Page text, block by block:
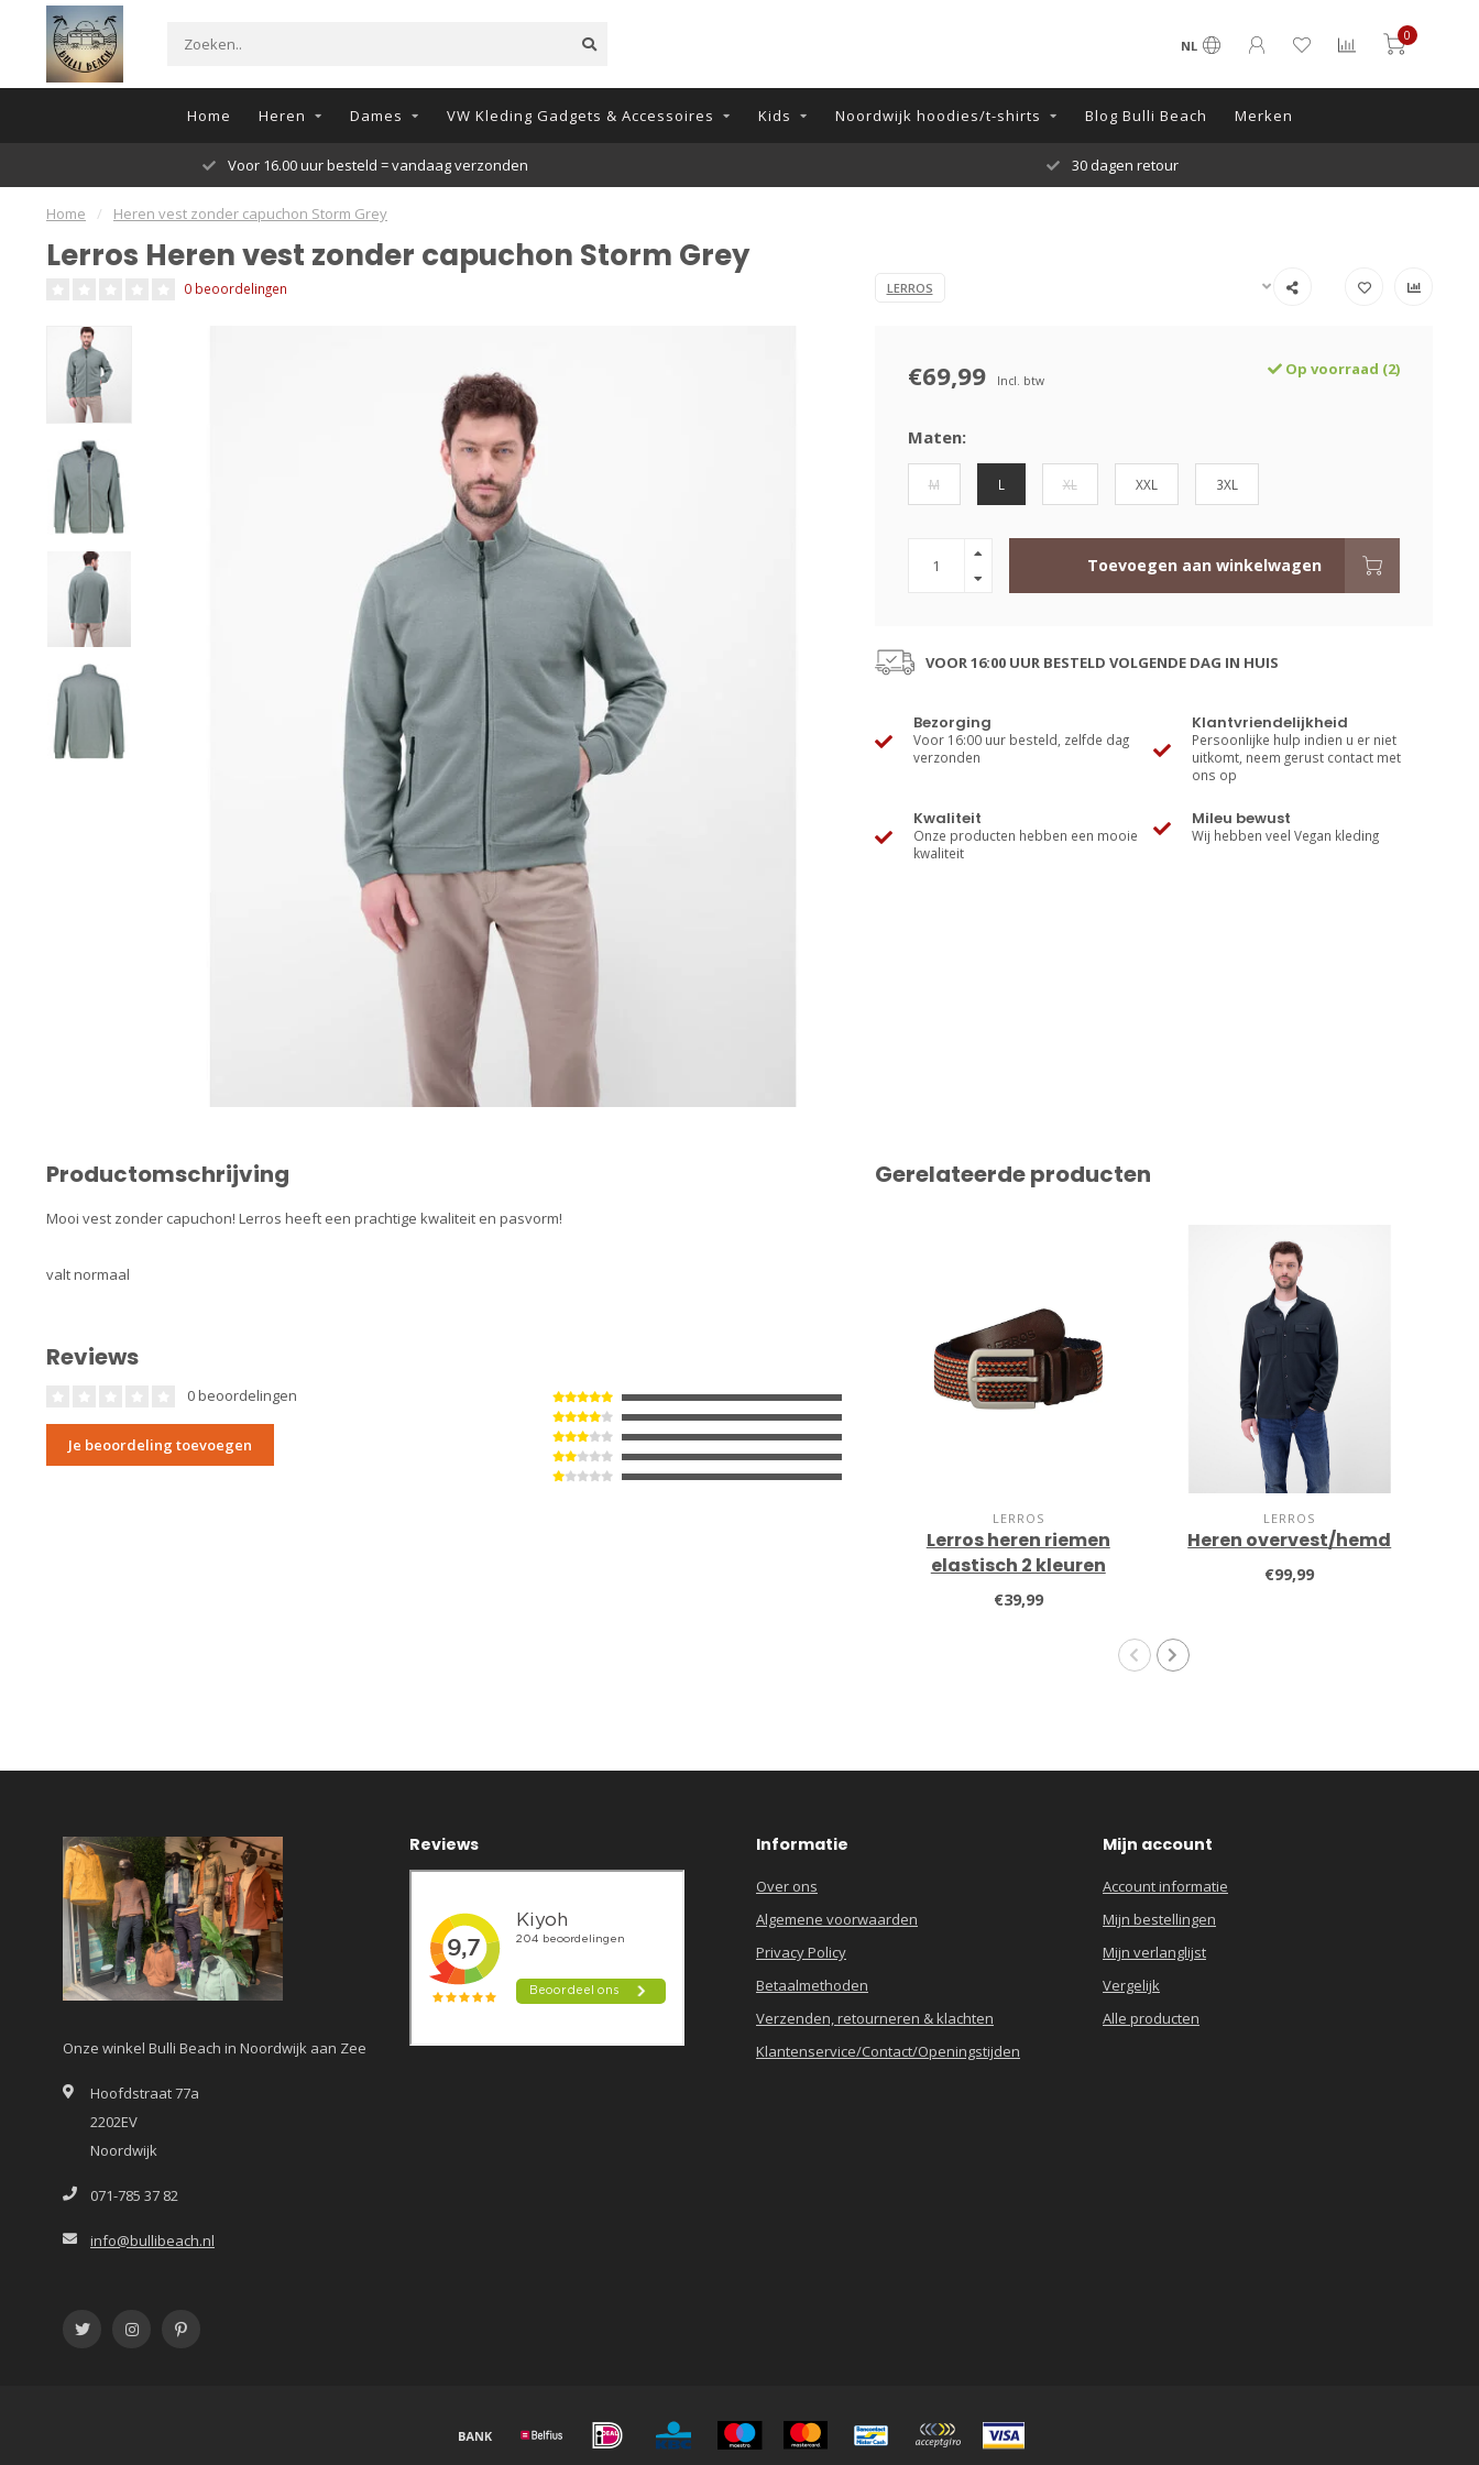
NL
0
Home Heren Dames VW Kleding Gadgets & Accessoires Kids Noordwijk hoodies/t-shirts Blog Bulli Beach Merken
Voor 16.00 uur besteld = vandaag verzonden 30 dagen retour
Home / Heren vest zonder capuchon Storm Grey
Lerros Heren vest zonder capuchon Storm Grey
0 beoordelingen LERROS
€69,99 Incl. btw
Op voorraad (2)
Maten:
M L XL XXL 3XL
Toevoegen aan winkelwagen
VOOR 16:00 UUR BESTELD VOLGENDE DAG IN HUIS
Bezorging
Voor 16:00 uur besteld, zelfde dag
verzonden
Klantvriendelijkheid
Persoonlijke hulp indien u er niet
uitkomt, neem gerust contact met
ons op
Kwaliteit
Onze producten hebben een mooie
kwaliteit
Mileu bewust
Wij hebben veel Vegan kleding
Productomschrijving
Mooi vest zonder capuchon! Lerros heeft een prachtige kwaliteit en pasvorm!
valt normaal
Reviews
0 beoordelingen
Je beoordeling toevoegen
Gerelateerde producten
LERROS
Lerros heren riemen
elastisch 2 kleuren
€39,99
LERROS
Heren overvest/hemd
€99,99
Onze winkel Bulli Beach in Noordwijk aan Zee
Hoofdstraat 77a
2202EV
Noordwijk
071-785 37 82
info@bullibeach.nl
Reviews Informatie
Over ons
Algemene voorwaarden
Privacy Policy
Betaalmethoden
Verzenden, retourneren & klachten
Klantenservice/Contact/Openingstijden
Mijn account
Account informatie
Mijn bestellingen
Mijn verlanglijst
Vergelijk
Alle producten